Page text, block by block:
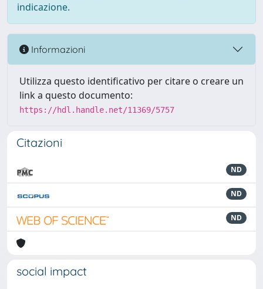
indicazione.
Informazioni
Utilizza questo identificativo per citare o creare un
link a questo documento:
https://hdl.handle.net/11369/5757
Citazioni
ND
ND
ND
social impact